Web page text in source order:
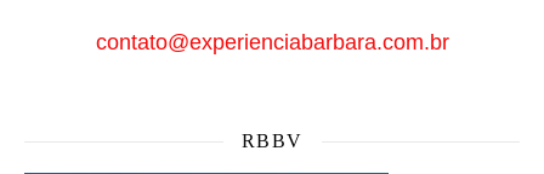
contato@experienciabarbara.com.br
RBBV